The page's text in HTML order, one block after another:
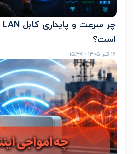
است؟
۱۶ تیر ۱۴۰۵ · ۱۵:۴۷